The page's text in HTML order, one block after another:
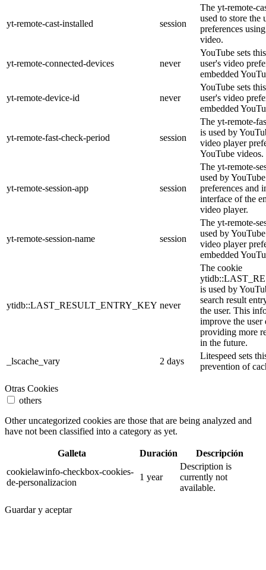
yt-remote-cast-installed session
The yt-remote-
used to store the
preferences
video.
yt-remote-connected-devices never
YouTube sets
user's video
embedded
yt-remote-device-id never
YouTube sets
user's video
embedded
yt-remote-fast-check-period session
The yt-remote-
is used by
video player
YouTube videos.
yt-remote-session-app session
The yt-remote-
used by
preferences and
interface of the
video player.
yt-remote-session-name session
The yt-remote-
used by
video player
embedded
ytidb::LAST_RESULT_ENTRY_KEY never
The cookie
is used by
search result
the user. This
improve the user
providing more
in the future.
_lscache_vary
2 days
Litespeed sets
prevention of
Otras Cookies
others
Other uncategorized cookies are those that are being analyzed and
have not been classified into a category as yet.
Galleta Duración
Descripción
cookielawinfo-checkbox-cookies-
de-personalizacion
1 year
Description is
currently not
available.
Guardar y aceptar